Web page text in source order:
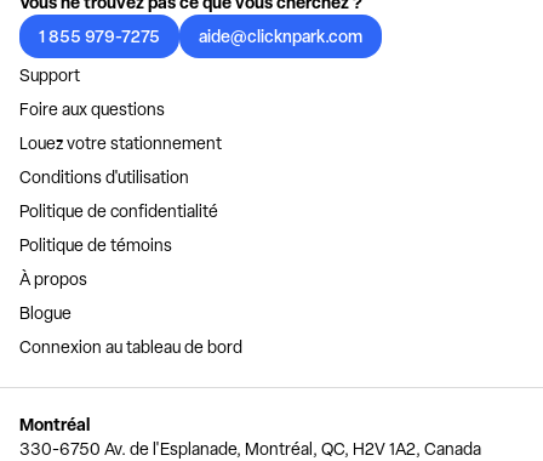
1 855 979-7275
aide@clicknpark.com
Support
Foire aux questions
Louez votre stationnement
Conditions d'utilisation
Politique de confidentialité
Politique de témoins
À propos
Blogue
Connexion au tableau de bord
Montréal
330-6750 Av. de l'Esplanade, Montréal, QC, H2V 1A2, Canada